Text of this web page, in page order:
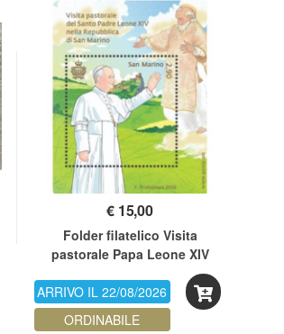
€ 15,00
Folder filatelico Visita
pastorale Papa Leone XIV
ARRIVO IL 22/08/2026
ORDINABILE